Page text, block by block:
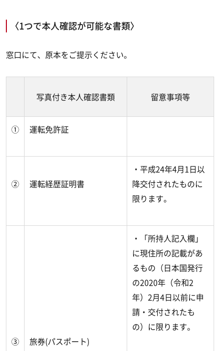
〈1つで本人確認が可能な書類〉
窓口にて、原本をご提示ください。
写真付き本人確認書類 留意事項等
① 運転免許証
② 運転経歴証明書
・平成24年4月1日以
降交付されたものに
限ります。
③ 旅券(パスポート)
・「所持人記入欄」
に現住所の記載があ
るもの（日本国発行
の2020年（令和2
年）2月4日以前に申
請・交付されたも
の）に限ります。